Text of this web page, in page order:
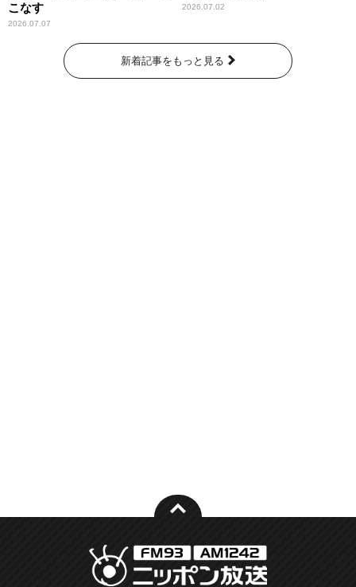
こなす
2026.07.07
2026.07.02
新着記事をもっと見る